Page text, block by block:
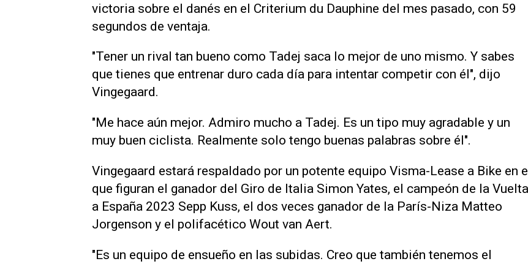
victoria sobre el danés en el Criterium du Dauphine del mes pasado, con 59
segundos de ventaja.
"Tener un rival tan bueno como Tadej saca lo mejor de uno mismo. Y sabes
que tienes que entrenar duro cada día para intentar competir con él", dijo
Vingegaard.
"Me hace aún mejor. Admiro mucho a Tadej. Es un tipo muy agradable y un
muy buen ciclista. Realmente solo tengo buenas palabras sobre él".
Vingegaard estará respaldado por un potente equipo Visma-Lease a Bike en
que figuran el ganador del Giro de Italia Simon Yates, el campeón de la Vuelta
a España 2023 Sepp Kuss, el dos veces ganador de la París-Niza Matteo
Jorgenson y el polifacético Wout van Aert.
"Es un equipo de ensueño en las subidas. Creo que también tenemos el